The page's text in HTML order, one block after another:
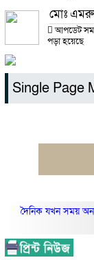
মোঃ
আপডেট
পড়া হয়েছে
Single Page
দৈনিক যখন সময়